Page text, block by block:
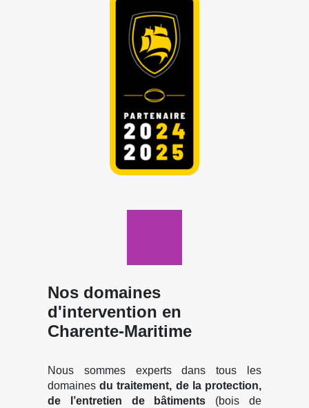
Nos domaines
d'intervention en
Charente-Maritime
Nous sommes experts dans tous les
domainesdu traitement, de la protection,
de l’entretien de bâtiments (bois de